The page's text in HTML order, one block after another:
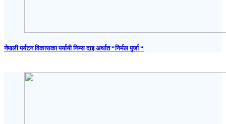
नेपाली पर्यटन विकासका पर्यायी निम्स दाइ अर्थात “निर्मल पुर्जा “